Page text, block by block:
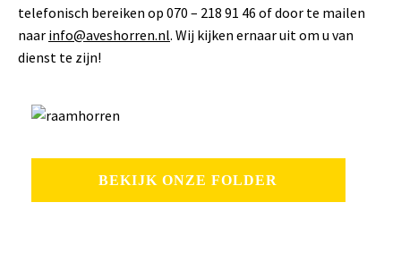
telefonisch bereiken op 070 – 218 91 46 of door te mailen
naar info@aveshorren.nl. Wij kijken ernaar uit om u van
dienst te zijn!
BEKIJK ONZE FOLDER